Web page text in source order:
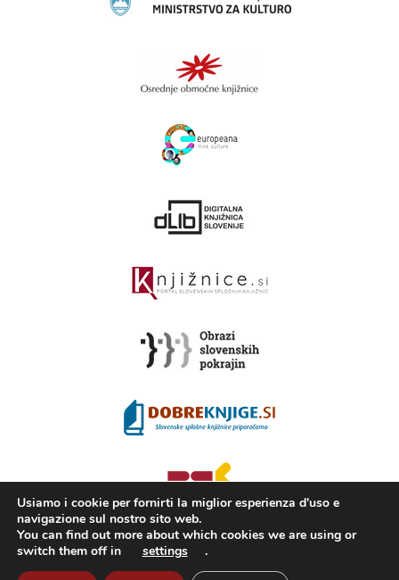
2008 - 2026 ©KAMRA, Production: TrueCAD d.o.o.
Usiamo i cookie per fornirti la miglior esperienza d'uso e
navigazione sul nostro sito web.
You can find out more about which cookies we are using or
switch them off in
settings .